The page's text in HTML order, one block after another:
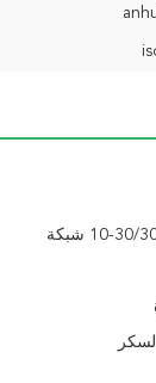
100 شبكة